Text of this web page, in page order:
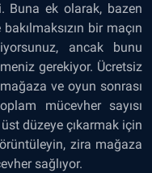
Buna ek olarak, bazen
bir maçın
ancak bunu
gerekiyor. Ücretsiz
ve oyun sonrası
mücevher sayısı
düzeye çıkarmak için
zira mağaza
sağlıyor.